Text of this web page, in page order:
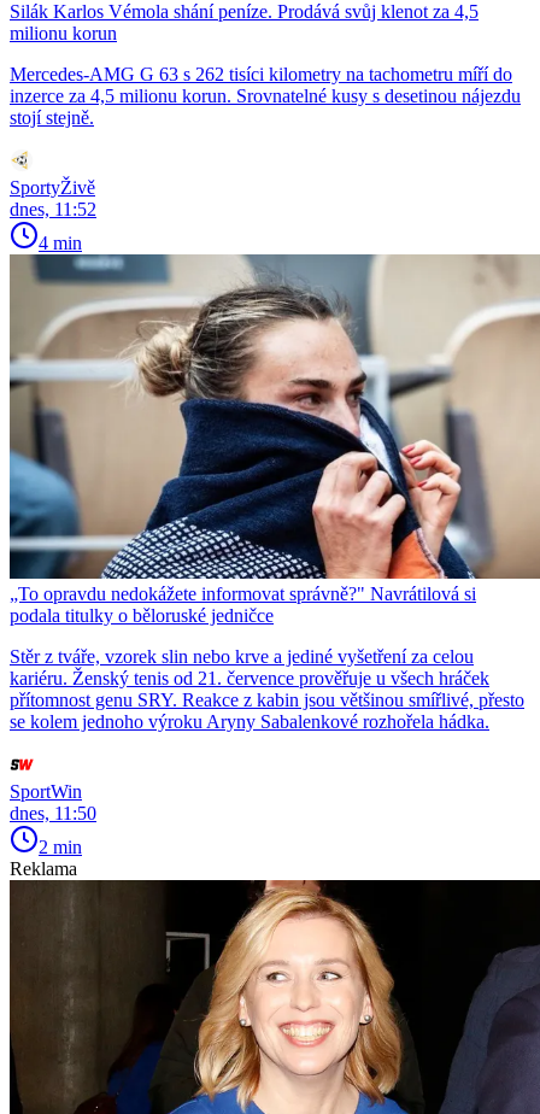
Silák Karlos Vémola shání peníze. Prodává svůj klenot za 4,5
milionu korun
Mercedes-AMG G 63 s 262 tisíci kilometry na tachometru míří do
inzerce za 4,5 milionu korun. Srovnatelné kusy s desetinou nájezdu
stojí stejně.
SportyŽivě
dnes, 11:52
4 min
„To opravdu nedokážete informovat správně?" Navrátilová si
podala titulky o běloruské jedničce
Stěr z tváře, vzorek slin nebo krve a jediné vyšetření za celou
kariéru. Ženský tenis od 21. července prověřuje u všech hráček
přítomnost genu SRY. Reakce z kabin jsou většinou smířlivé, přesto
se kolem jednoho výroku Aryny Sabalenkové rozhořela hádka.
SportWin
dnes, 11:50
2 min
Reklama